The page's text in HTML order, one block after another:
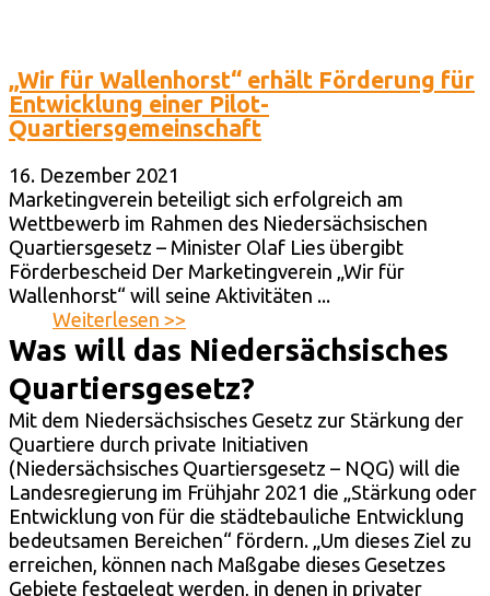
„Wir für Wallenhorst“ erhält Förderung für
Entwicklung einer Pilot-
Quartiersgemeinschaft
16. Dezember 2021
Marketingverein beteiligt sich erfolgreich am
Wettbewerb im Rahmen des Niedersächsischen
Quartiersgesetz – Minister Olaf Lies übergibt
Förderbescheid Der Marketingverein „Wir für
Wallenhorst“ will seine Aktivitäten ...
Weiterlesen >>
Was will das Niedersächsisches
Quartiersgesetz?
Mit dem Niedersächsisches Gesetz zur Stärkung der
Quartiere durch private Initiativen
(Niedersächsisches Quartiersgesetz – NQG) will die
Landesregierung im Frühjahr 2021 die „Stärkung oder
Entwicklung von für die städtebauliche Entwicklung
bedeutsamen Bereichen“ fördern. „Um dieses Ziel zu
erreichen, können nach Maßgabe dieses Gesetzes
Gebiete festgelegt werden, in denen in privater